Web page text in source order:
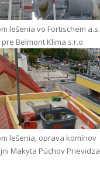
lešenia vo Fortischem a.s.
Belmont Klima s.r.o.
lešenia, oprava komínov
Makyta Púchov Prievidza